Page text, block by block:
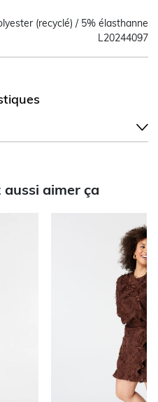
(recyclé) / 5% élasthanne
L20244097
aimer ça